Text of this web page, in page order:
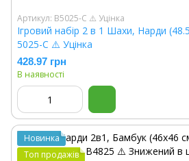
Артикул: B5025-C ⚠️ Уцінка
Ігровий набір 2 в 1 Шахи, Нарди
5025-C ⚠️ Уцінка
428.97 грн
В наявності
Новинка
Топ продажів